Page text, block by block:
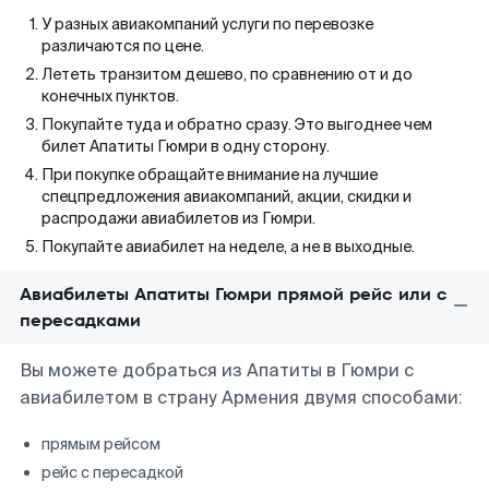
У разных авиакомпаний услуги по перевозке
различаются по цене.
Лететь транзитом дешево, по сравнению от и до
конечных пунктов.
Покупайте туда и обратно сразу. Это выгоднее чем
билет Апатиты Гюмри в одну сторону.
При покупке обращайте внимание на лучшие
спецпредложения авиакомпаний, акции, скидки и
распродажи авиабилетов из Гюмри.
Покупайте авиабилет на неделе, а не в выходные.
Авиабилеты Апатиты Гюмри прямой рейс или с
пересадками
Вы можете добраться из Апатиты в Гюмри с
авиабилетом в страну Армения двумя способами:
прямым рейсом
рейс с пересадкой